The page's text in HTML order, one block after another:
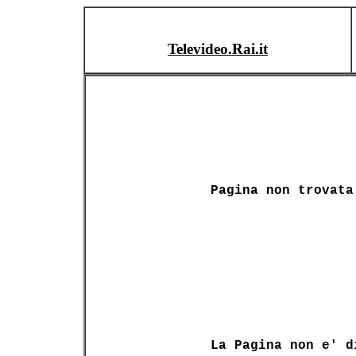
Televideo.Rai.it
Pagina non trovata
La Pagina non e'